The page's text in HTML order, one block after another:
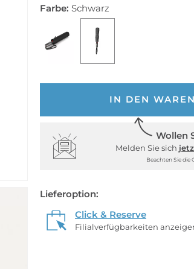
Farbe: Schwarz
IN DEN
Wollen
Melden Sie sich
Beachten Sie die
Lieferoption:
Click & Reserve
Filialverfügbarkeiten